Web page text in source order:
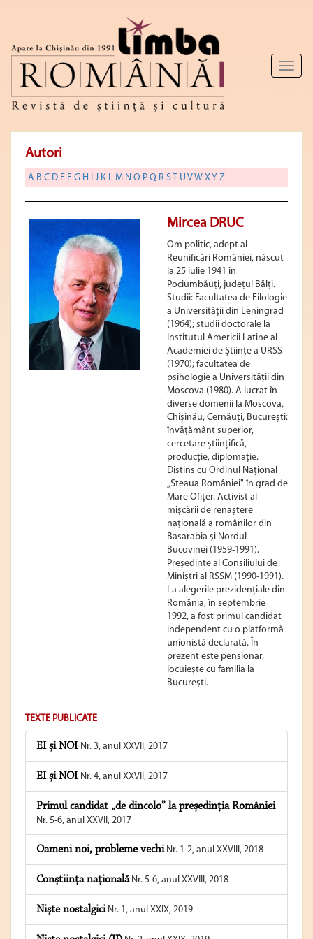
Toggle
Autori
A B C D E F G H I J K L M N O P Q R S T U VW X Y Z
Mircea DRUC
Om politic, adept al
Reunificări României, născut
la 25 iulie 1941 în
Pociumbăuți, județul Bălți.
Studii: Facultatea de Filologie
a Universității din Leningrad
(1964); studii doctorale la
Institutul Americii Latine al
Academiei de Științe a URSS
(1970); facultatea de
psihologie a Universității din
Moscova (1980). A lucrat în
diverse domenii la Moscova,
Chișinău, Cernăuți, București:
învățământ superior,
cercetare științifică,
producție, diplomație.
Distins cu Ordinul Național
„Steaua României" în grad de
Mare Ofițer. Activist al
mișcării de renaștere
națională a românilor din
Basarabia și Nordul
Bucovinei (1959-1991).
Președinte al Consiliului de
Miniștri al RSSM (1990-1991).
La alegerile prezidențiale din
România, în septembrie
1992, a fost primul candidat
independent cu o platformă
unionistă declarată. În
prezent este pensionar,
locuiește cu familia la
București.
TEXTE PUBLICATE
EI și NOI Nr. 3, anul XXVII, 2017
EI și NOI Nr. 4, anul XXVII, 2017
Primul candidat „de dincolo” la președinția României
Nr. 5-6, anul XXVII, 2017
Oameni noi, probleme vechiNr. 1-2, anul XXVIII, 2018
Conștiința naționalăNr. 5-6, anul XXVIII, 2018
Niște nostalgiciNr. 1, anul XXIX, 2019